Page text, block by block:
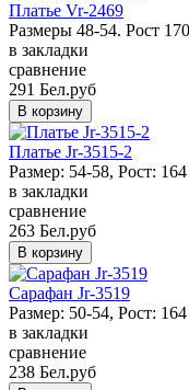
Платье Vr-2469
Размеры 48-54. Рост
в закладки
сравнение
291 Бел.руб
Платье Jr-3515-2
Размер: 54-58, Рост:
в закладки
сравнение
263 Бел.руб
Сарафан Jr-3519
Размер: 50-54, Рост:
в закладки
сравнение
238 Бел.руб